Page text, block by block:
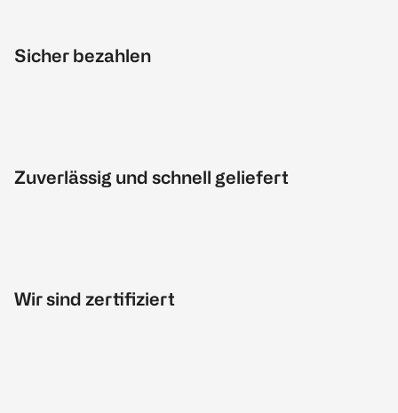
Sicher bezahlen
Zuverlässig und schnell geliefert
Wir sind zertifiziert